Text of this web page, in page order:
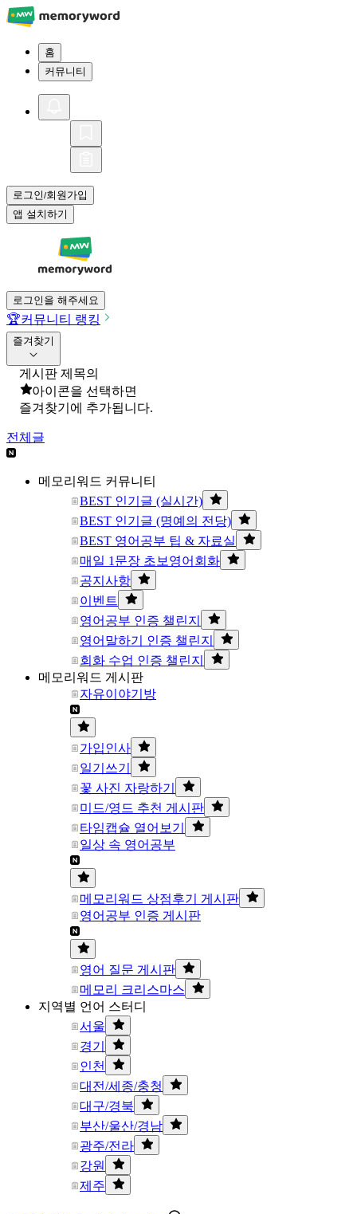
홈
커뮤니티
로그인/회원가입
앱 설치하기
로그인을 해주세요
🏆커뮤니티 랭킹
즐겨찾기
게시판 제목의
아이콘을 선택하면
즐겨찾기에 추가됩니다.
전체글
메모리워드 커뮤니티
BEST 인기글 (실시간)
BEST 인기글 (명예의 전당)
BEST 영어공부 팁 & 자료실
매일 1문장 초보영어회화
공지사항
이벤트
영어공부 인증 챌린지
영어말하기 인증 챌린지
회화 수업 인증 챌린지
메모리워드 게시판
자유이야기방
가입인사
일기쓰기
꽃 사진 자랑하기
미드/영드 추천 게시판
타임캡슐 열어보기
일상 속 영어공부
메모리워드 상점후기 게시판
영어공부 인증 게시판
영어 질문 게시판
메모리 크리스마스
지역별 언어 스터디
서울
경기
인천
대전/세종/충청
대구/경북
부산/울산/경남
광주/전라
강원
제주